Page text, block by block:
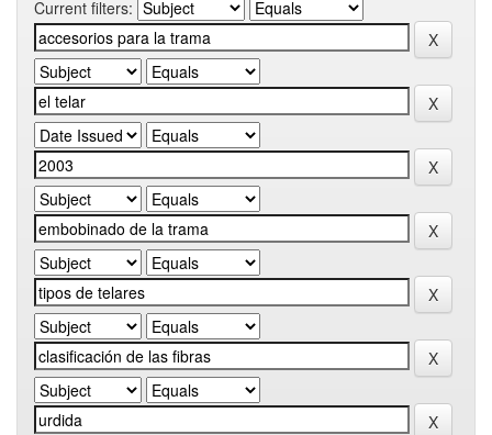
Current filters: